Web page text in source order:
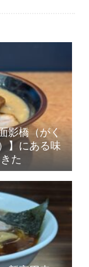
影橋（がく
】にある味
た